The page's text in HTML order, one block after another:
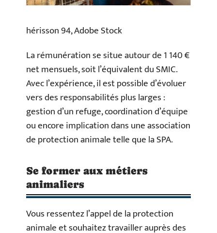
hérisson 94, Adobe Stock
La rémunération se situe autour de 1 140 €
net mensuels, soit l’équivalent du SMIC.
Avec l’expérience, il est possible d’évoluer
vers des responsabilités plus larges :
gestion d’un refuge, coordination d’équipe
ou encore implication dans une association
de protection animale telle que la SPA.
Se former aux métiers
animaliers
Vous ressentez l’appel de la protection
animale et souhaitez travailler auprès des